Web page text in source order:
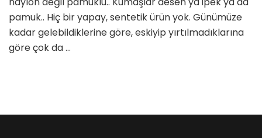
pamuk.. Hiç bir yapay, sentetik ürün yok. Günümüze
kadar gelebildiklerine göre, eskiyip yırtılmadıklarına
göre çok da …